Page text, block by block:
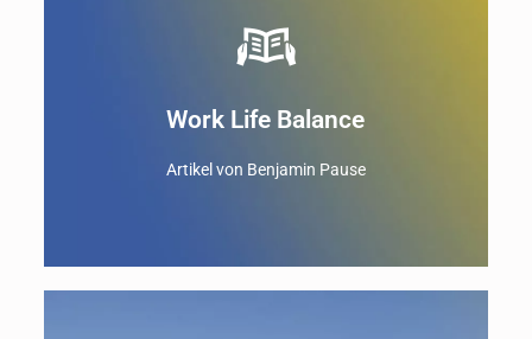
Work Life Balance
Artikel von Benjamin Pause